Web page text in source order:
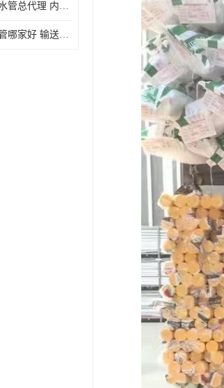
越秀区伟星排水管总代理 内部表面光滑 大功率 效率高
惠州永高给水管哪家好 输送能力强 方便施工和运输